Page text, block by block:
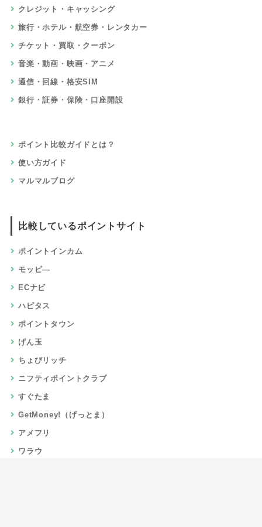
クレジット・キャッシング
旅行・ホテル・航空券・レンタカー
チケット・買取・クーポン
音楽・動画・映画・アニメ
通信・回線・格安SIM
銀行・証券・保険・口座開設
ポイント比較ガイドとは？
使い方ガイド
マルマルブログ
比較しているポイントサイト
ポイントインカム
モッピ―
ECナビ
ハピタス
ポイントタウン
げん玉
ちょびリッチ
ニフティポイントクラブ
すぐたま
GetMoney!（げっとま）
アメフリ
ワラウ